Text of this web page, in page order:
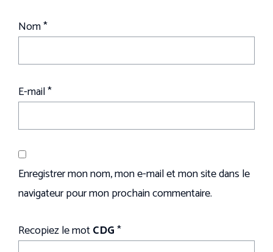
Nom*
E-mail*
Enregistrer mon nom, mon e-mail et mon site dans le
navigateur pour mon prochain commentaire.
Recopiez le motCDG*